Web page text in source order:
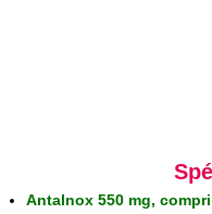
Antalnox 550 mg,